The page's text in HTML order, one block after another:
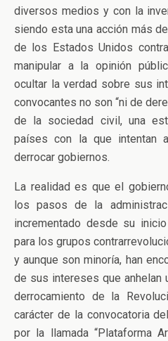
diversos medios y con la
siendo esta una acción más
de los Estados Unidos
manipular a la opinión
ocultar la verdad sobre sus
convocantes no son “ni de
de la sociedad civil, una
países con la que intentan
derrocar gobiernos.
La realidad es que el
los pasos de la
incrementado desde su
para los grupos
y aunque son minoría, han
de sus intereses que anhelan
derrocamiento de la
carácter de la convocatoria
por la llamada “Plataforma